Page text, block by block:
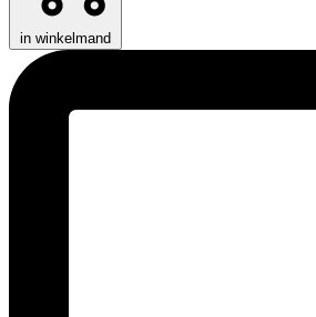
in winkelmand